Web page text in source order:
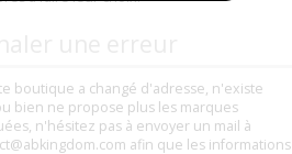
boutique a changé d'adresse, n'existe
bien ne propose plus les marques
n'hésitez pas à envoyer un mail à
afin que les informations